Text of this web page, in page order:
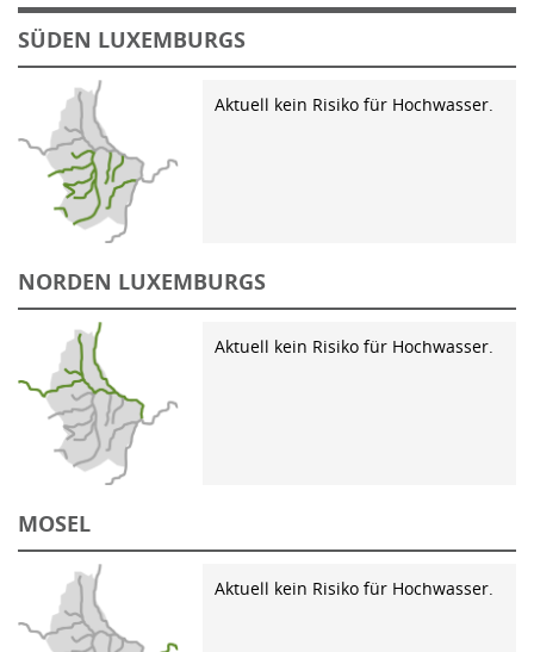
SÜDEN LUXEMBURGS
Aktuell kein Risiko für Hochwasser.
NORDEN LUXEMBURGS
Aktuell kein Risiko für Hochwasser.
MOSEL
Aktuell kein Risiko für Hochwasser.